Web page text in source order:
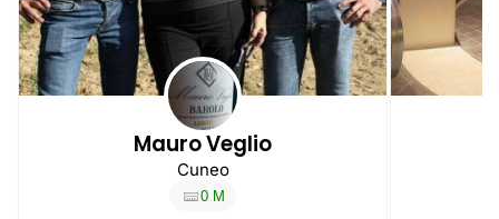
Mauro Veglio
Cuneo
0 M